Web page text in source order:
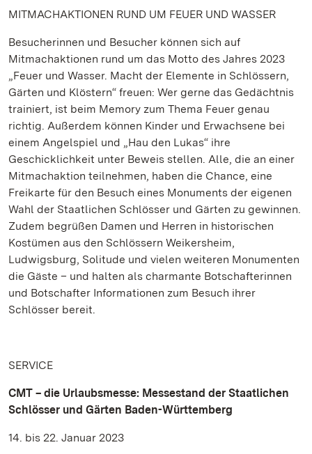
MITMACHAKTIONEN RUND UM FEUER UND WASSER
Besucherinnen und Besucher können sich auf
Mitmachaktionen rund um das Motto des Jahres 2023
„Feuer und Wasser. Macht der Elemente in Schlössern,
Gärten und Klöstern“ freuen: Wer gerne das Gedächtnis
trainiert, ist beim Memory zum Thema Feuer genau
richtig. Außerdem können Kinder und Erwachsene bei
einem Angelspiel und „Hau den Lukas“ ihre
Geschicklichkeit unter Beweis stellen. Alle, die an einer
Mitmachaktion teilnehmen, haben die Chance, eine
Freikarte für den Besuch eines Monuments der eigenen
Wahl der Staatlichen Schlösser und Gärten zu gewinnen.
Zudem begrüßen Damen und Herren in historischen
Kostümen aus den Schlössern Weikersheim,
Ludwigsburg, Solitude und vielen weiteren Monumenten
die Gäste – und halten als charmante Botschafterinnen
und Botschafter Informationen zum Besuch ihrer
Schlösser bereit.
SERVICE
CMT – die Urlaubsmesse: Messestand der Staatlichen
Schlösser und Gärten Baden-Württemberg
14. bis 22. Januar 2023